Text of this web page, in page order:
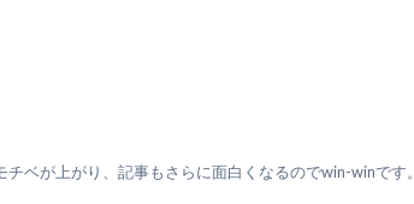
ベが上がり、記事もさらに面白くなるのでwin-winです。